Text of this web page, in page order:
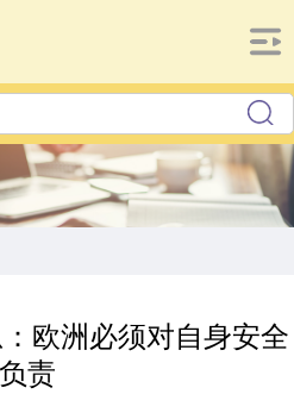
欧洲必须对自身安全
负责